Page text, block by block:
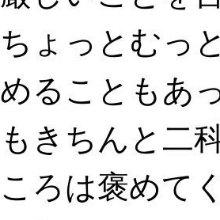
ちょっとむっ
めることもあ
もきちんと二
ころは褒めて